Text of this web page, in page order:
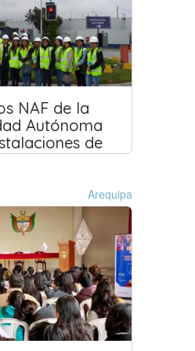
NAF de la
Autónoma
de
Arequipa